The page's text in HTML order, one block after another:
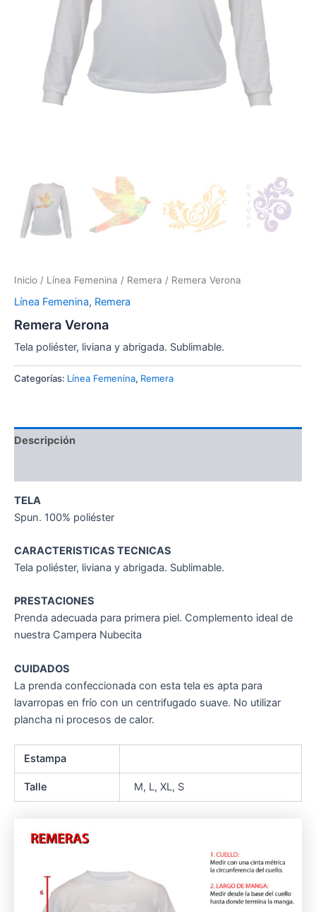
Inicio / Línea Femenina / Remera / Remera Verona
Línea Femenina, Remera
Remera Verona
Tela poliéster, liviana y abrigada. Sublimable.
Categorías: Línea Femenina, Remera
Descripción
TELA
Spun. 100% poliéster
CARACTERISTICAS TECNICAS
Tela poliéster, liviana y abrigada. Sublimable.
PRESTACIONES
Prenda adecuada para primera piel. Complemento ideal de
nuestra Campera Nubecita
CUIDADOS
La prenda confeccionada con esta tela es apta para
lavarropas en frío con un centrifugado suave. No utilizar
plancha ni procesos de calor.
Estampa
Talle M, L, XL, S